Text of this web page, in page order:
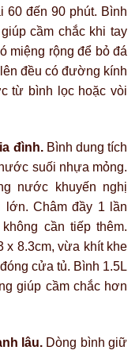
60 đến 90 phút. Bình
cầm chắc khi tay
miệng rộng để bỏ đá
đều có đường kính
từ bình lọc hoặc vòi
đình.Bình dung tích
suối nhựa mỏng.
nước khuyến nghị
lớn. Châm đầy 1 lần
cần tiếp thêm.
x 8.3cm, vừa khít khe
cửa tủ. Bình 1.5L
giúp cầm chắc hơn
lâu. Dòng bình giữ